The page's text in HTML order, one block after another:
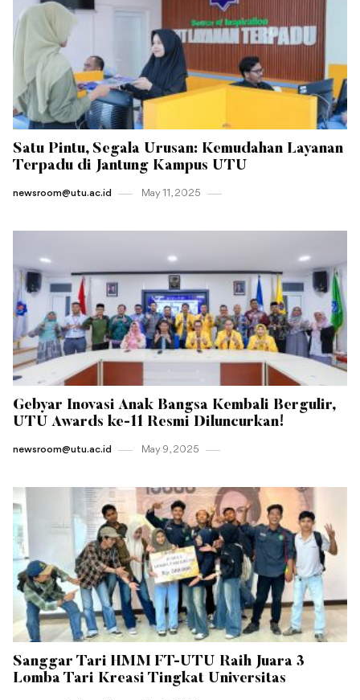
Satu Pintu, Segala Urusan: Kemudahan Layanan
Terpadu di Jantung Kampus UTU
newsroom@utu.ac.id May 11 , 2025
Gebyar Inovasi Anak Bangsa Kembali Bergulir,
UTU Awards ke-11 Resmi Diluncurkan!
newsroom@utu.ac.id May 9 , 2025
Sanggar Tari HMM FT-UTU Raih Juara 3
Lomba Tari Kreasi Tingkat Universitas